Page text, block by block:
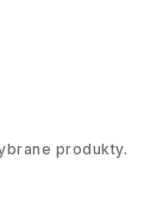
produkty.